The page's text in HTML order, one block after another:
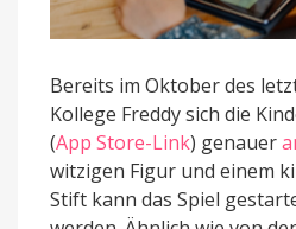
Bereits im Oktober des
Kollege Freddy sich die
(App Store-Link) genauer
witzigen Figur und einem
Stift kann das Spiel